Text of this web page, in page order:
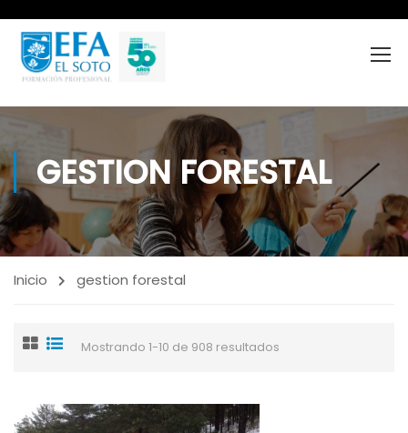
GESTION FORESTAL
Inicio gestion forestal
Mostrando 1-10 de 908 resultados